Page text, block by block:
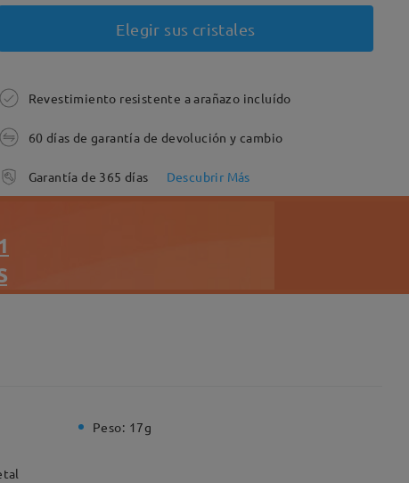
Elegir sus cristales
Revestimiento resistente a arañazo incluído
60 días de garantía de devolución y cambio
Garantía de 365 días Descubrir Más
Peso: 17g